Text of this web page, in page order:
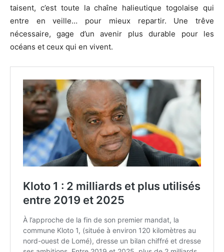
taisent, c’est toute la chaîne halieutique togolaise qui
entre en veille… pour mieux repartir. Une trêve
nécessaire, gage d’un avenir plus durable pour les
océans et ceux qui en vivent.